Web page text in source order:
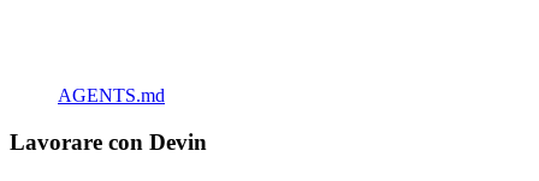
AGENTS.md
Lavorare con Devin